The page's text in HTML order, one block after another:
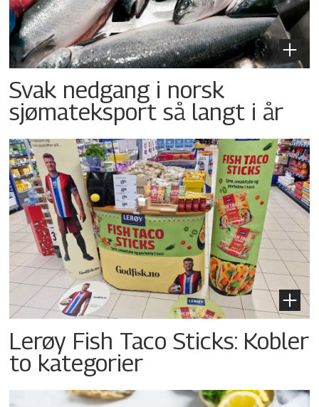
Svak nedgang i norsk
sjømateksport så langt i år
Lerøy Fish Taco Sticks: Kobler
to kategorier